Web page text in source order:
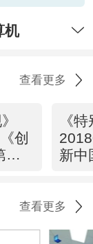
机
查看更多
创
二
《
新中
查看更多